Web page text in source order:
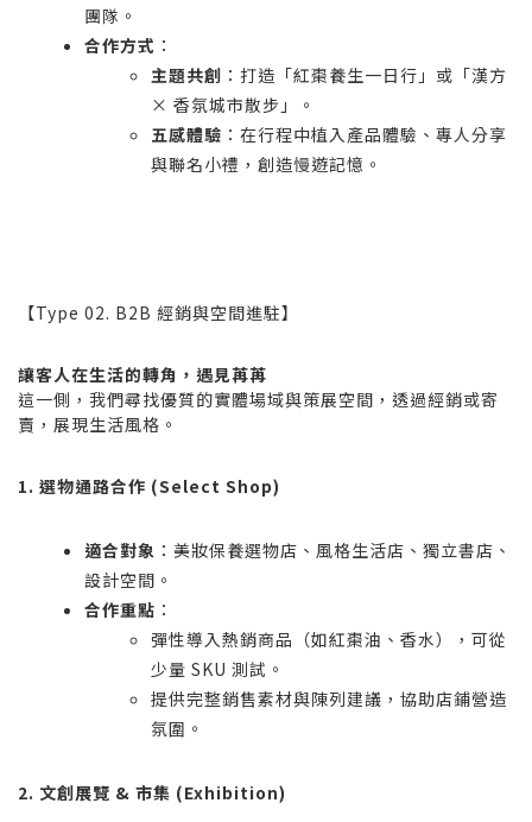
團隊。
合作方式 ：
主題共創 ：打造「紅棗養生一日行」或「漢方
× 香氛城市散步」。
五感體驗 ：在行程中植入產品體驗、專人分享
與聯名小禮，創造慢遊記憶。
【Type 02. B2B 經銷與空間進駐】
讓客人在生活的轉角，遇見苒苒
這一側，我們尋找優質的實體場域與策展空間，透過經銷或寄
賣，展現生活風格。
1. 選物通路合作 (Select Shop)
適合對象 ：美妝保養選物店、風格生活店、獨立書店、
設計空間。
合作重點 ：
彈性導入熱銷商品（如紅棗油、香水），可從
少量 SKU 測試。
提供完整銷售素材與陳列建議，協助店鋪營造
氛圍。
2. 文創展覽 & 市集 (Exhibition)